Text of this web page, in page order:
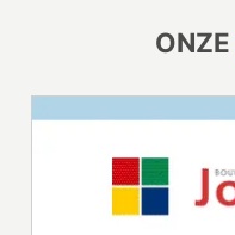
ONZE